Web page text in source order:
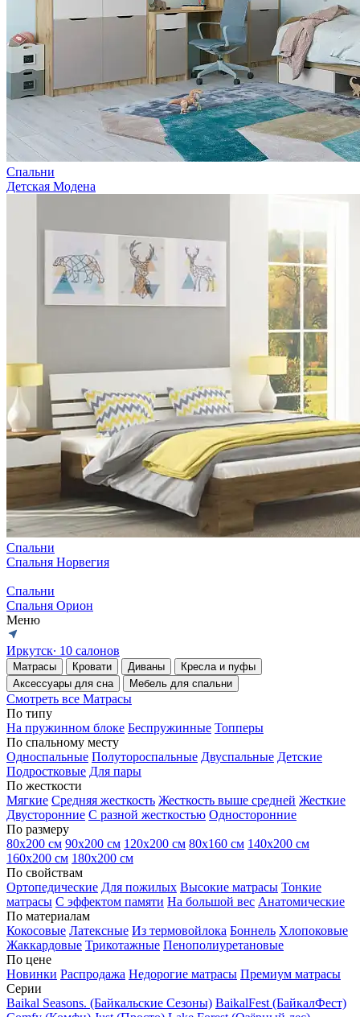
Спальни
Детская Модена
Спальни
Спальня Норвегия
Спальни
Спальня Орион
Меню
Иркутск∙ 10 салонов
Матрасы Кровати Диваны
Кресла и пуфы
Аксессуары для сна
Мебель для спальни
Смотреть все Матрасы
По типу
На пружинном блоке Беспружинные Топперы
По спальному месту
Односпальные Полутороспальные Двуспальные Детские
Подростковые Для пары
По жесткости
Мягкие Средняя жесткость Жесткость выше средней Жесткие
Двусторонние С разной жесткостью Односторонние
По размеру
80х200 см 90х200 см 120х200 см 80х160 см 140х200 см
160х200 см 180х200 см
По свойствам
Ортопедические Для пожилых Высокие матрасы Тонкие
матрасы С эффектом памяти На большой вес Анатомические
По материалам
Кокосовые Латексные Из термовойлока Боннель Хлопоковые
Жаккардовые Трикотажные Пенополиуретановые
По цене
Новинки Распродажа Недорогие матрасы Премиум матрасы
Серии
Baikal Seasons. (Байкальские Сезоны) BaikalFest (БайкалФест)